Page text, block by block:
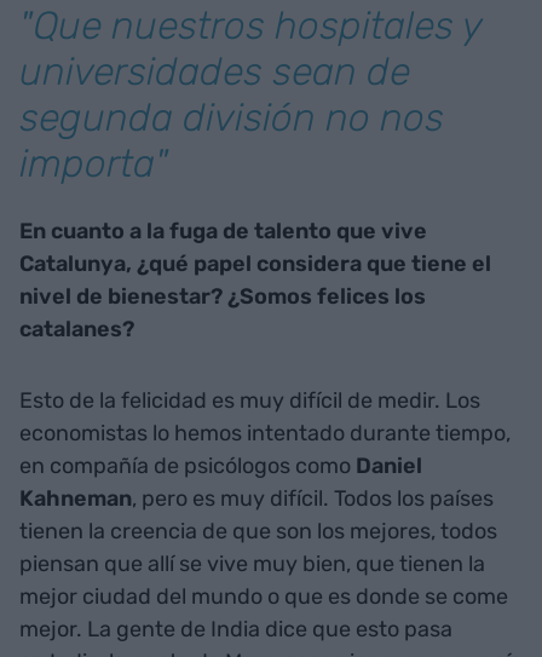
"Que nuestros hospitales y
universidades sean de
segunda división no nos
importa"
En cuanto a la fuga de talento que vive
Catalunya, ¿qué papel considera que tiene el
nivel de bienestar? ¿Somos felices los
catalanes?
Esto de la felicidad es muy difícil de medir. Los
economistas lo hemos intentado durante tiempo,
en compañía de psicólogos como Daniel
Kahneman, pero es muy difícil. Todos los países
tienen la creencia de que son los mejores, todos
piensan que allí se vive muy bien, que tienen la
mejor ciudad del mundo o que es donde se come
mejor. La gente de India dice que esto pasa